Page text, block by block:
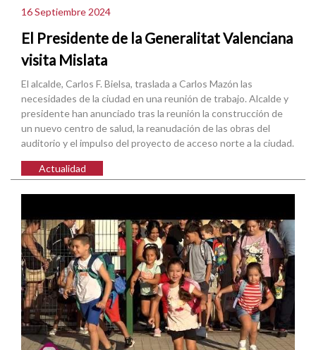
16 Septiembre 2024
El Presidente de la Generalitat Valenciana
visita Mislata
El alcalde, Carlos F. Bielsa, traslada a Carlos Mazón las
necesidades de la ciudad en una reunión de trabajo. Alcalde y
presidente han anunciado tras la reunión la construcción de
un nuevo centro de salud, la reanudación de las obras del
auditorio y el impulso del proyecto de acceso norte a la ciudad.
Actualidad